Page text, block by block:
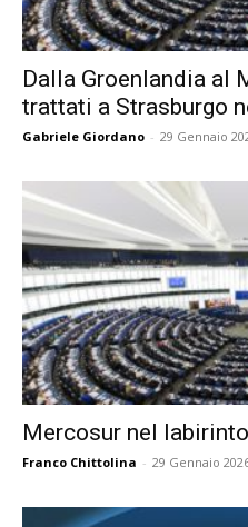
Dalla Groenlandia al
trattati a Strasburgo
Gabriele Giordano - 29 Gennaio
Mercosur nel
Franco Chittolina - 29 Gennaio